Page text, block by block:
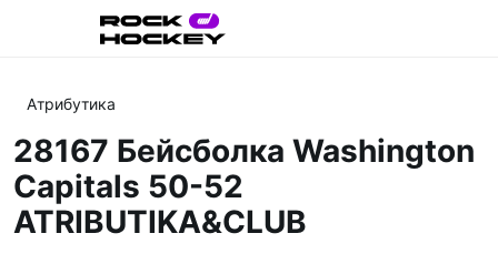
Атрибутика
28167 Бейсболка Washington
Capitals 50-52
ATRIBUTIKA&CLUB